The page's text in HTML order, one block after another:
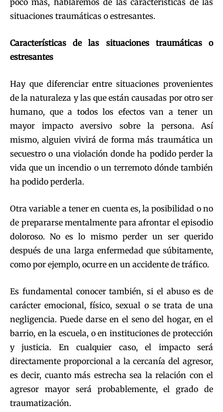
poco más, hablaremos de las características de las
situaciones traumáticas o estresantes.
Características de las situaciones traumáticas o
estresantes
Hay que diferenciar entre situaciones provenientes
de la naturaleza y las que están causadas por otro ser
humano, que a todos los efectos van a tener un
mayor impacto aversivo sobre la persona. Así
mismo, alguien vivirá de forma más traumática un
secuestro o una violación donde ha podido perder la
vida que un incendio o un terremoto dónde también
ha podido perderla.
Otra variable a tener en cuenta es, la posibilidad o no
de prepararse mentalmente para afrontar el episodio
doloroso. No es lo mismo perder un ser querido
después de una larga enfermedad que súbitamente,
como por ejemplo, ocurre en un accidente de tráfico.
Es fundamental conocer también, si el abuso es de
carácter emocional, físico, sexual o se trata de una
negligencia. Puede darse en el seno del hogar, en el
barrio, en la escuela, o en instituciones de protección
y justicia. En cualquier caso, el impacto será
directamente proporcional a la cercanía del agresor,
es decir, cuanto más estrecha sea la relación con el
agresor mayor será probablemente, el grado de
traumatización.